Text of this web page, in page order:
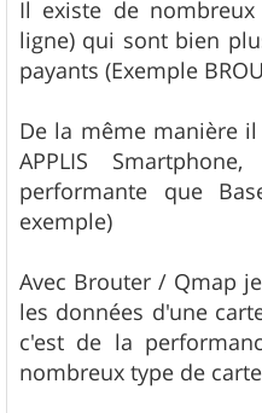
Il existe de
ligne) qui sont bien
payants (Exemple
De la même manière
APPLIS
performante que
exemple)
Avec Brouter / Qmap
les données d'une
c'est de la
nombreux type de